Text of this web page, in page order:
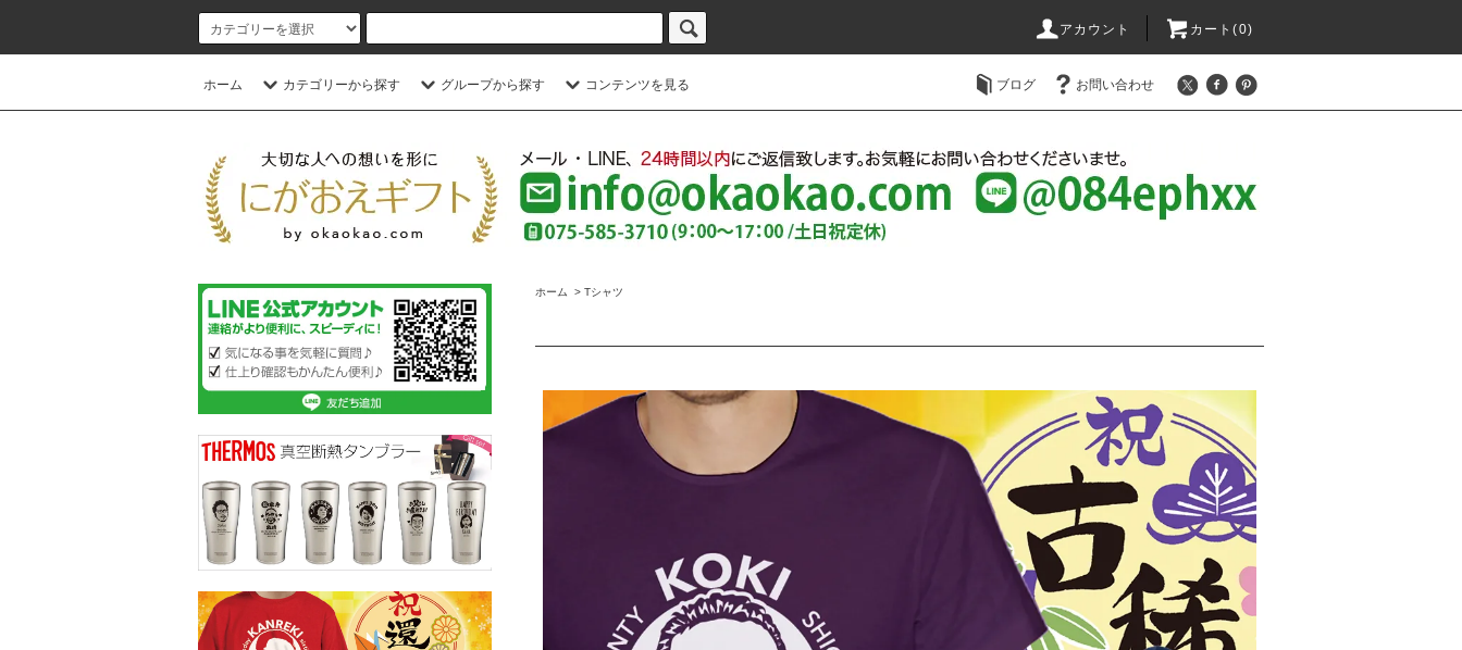
アカウント カート(0)
ホーム カテゴリーから探す グループから探す コンテンツを見る ブログ お問い合わせ
ホーム > Tシャツ